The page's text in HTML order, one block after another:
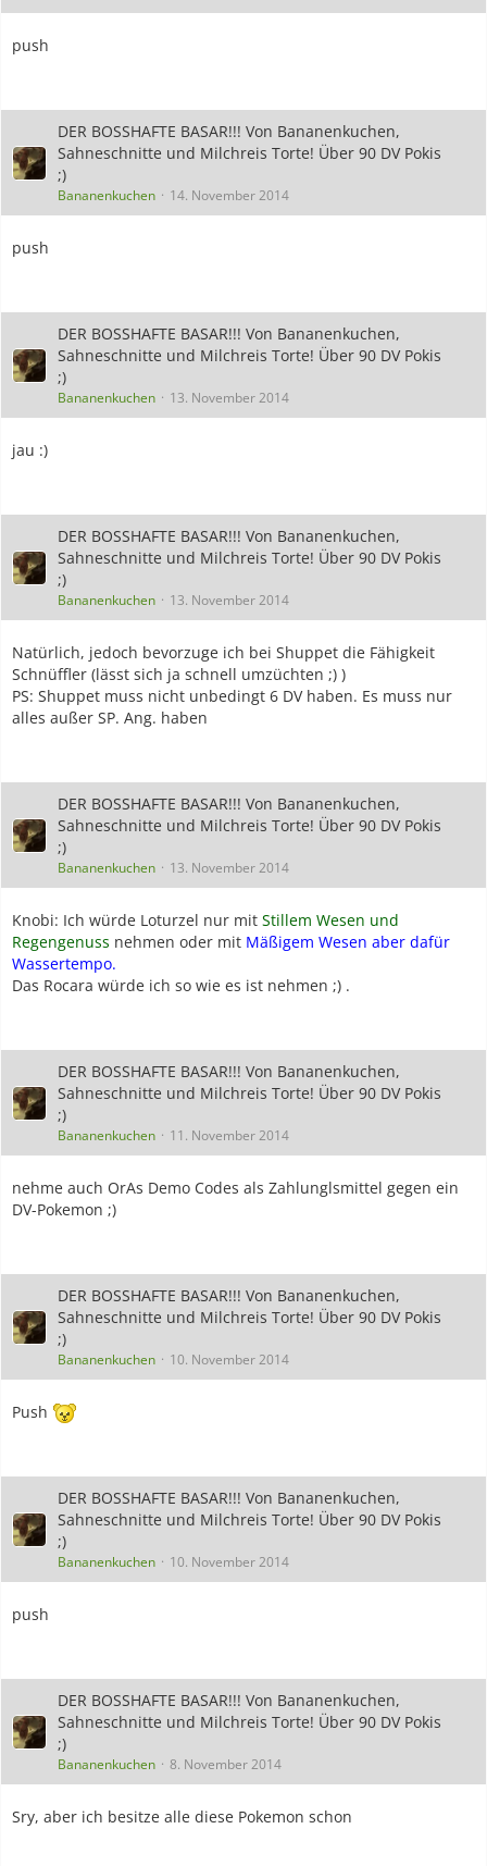
push
DER BOSSHAFTE BASAR!!! Von Bananenkuchen,
Sahneschnitte und Milchreis Torte! Über 90 DV Pokis
;)
Bananenkuchen 14. November 2014
push
DER BOSSHAFTE BASAR!!! Von Bananenkuchen,
Sahneschnitte und Milchreis Torte! Über 90 DV Pokis
;)
Bananenkuchen 13. November 2014
jau :)
DER BOSSHAFTE BASAR!!! Von Bananenkuchen,
Sahneschnitte und Milchreis Torte! Über 90 DV Pokis
;)
Bananenkuchen 13. November 2014
Natürlich, jedoch bevorzuge ich bei Shuppet die Fähigkeit
Schnüffler (lässt sich ja schnell umzüchten ;) )
PS: Shuppet muss nicht unbedingt 6 DV haben. Es muss nur
alles außer SP. Ang. haben
DER BOSSHAFTE BASAR!!! Von Bananenkuchen,
Sahneschnitte und Milchreis Torte! Über 90 DV Pokis
;)
Bananenkuchen 13. November 2014
Knobi: Ich würde Loturzel nur mit Stillem Wesen und
Regengenuss nehmen oder mit Mäßigem Wesen aber dafür
Wassertempo.
Das Rocara würde ich so wie es ist nehmen ;) .
DER BOSSHAFTE BASAR!!! Von Bananenkuchen,
Sahneschnitte und Milchreis Torte! Über 90 DV Pokis
;)
Bananenkuchen 11. November 2014
nehme auch OrAs Demo Codes als Zahlunglsmittel gegen ein
DV-Pokemon ;)
DER BOSSHAFTE BASAR!!! Von Bananenkuchen,
Sahneschnitte und Milchreis Torte! Über 90 DV Pokis
;)
Bananenkuchen 10. November 2014
Push
DER BOSSHAFTE BASAR!!! Von Bananenkuchen,
Sahneschnitte und Milchreis Torte! Über 90 DV Pokis
;)
Bananenkuchen 10. November 2014
push
DER BOSSHAFTE BASAR!!! Von Bananenkuchen,
Sahneschnitte und Milchreis Torte! Über 90 DV Pokis
;)
Bananenkuchen 8. November 2014
Sry, aber ich besitze alle diese Pokemon schon